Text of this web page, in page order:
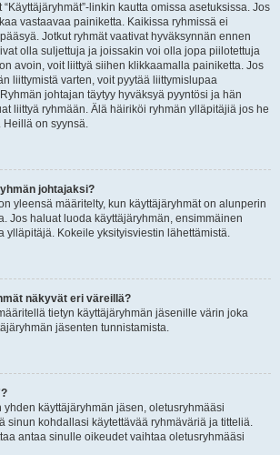
linkin kautta omissa asetuksissa. Jos
vastaavaa painiketta. Kaikissa ryhmissä ei
Jotkut ryhmät vaativat hyväksynnän ennen
olla suljettuja ja joissakin voi olla jopa piilotettuja
avoin, voit liittyä siihen klikkaamalla painiketta. Jos
liittymistä varten, voit pyytää liittymislupaa
johtajan täytyy hyväksyä pyyntösi ja hän
liittyä ryhmään. Älä häiriköi ryhmän ylläpitäjiä jos he
Heillä on syynsä.
johtajaksi?
yleensä määritelty, kun käyttäjäryhmät on alunperin
Jos haluat luoda käyttäjäryhmän, ensimmäinen
ylläpitäjä. Kokeile yksityisviestin lähettämistä.
näkyvät eri väreillä?
tietyn käyttäjäryhmän jäsenille värin joka
jäsenten tunnistamista.
käyttäjäryhmän jäsen, oletusryhmääsi
sinun kohdallasi käytettävää ryhmäväriä ja titteliä.
antaa sinulle oikeudet vaihtaa oletusryhmääsi